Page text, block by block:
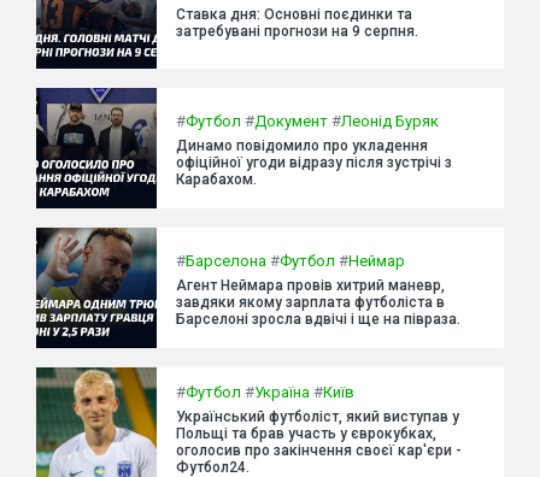
Ставка дня: Основні поєдинки та
затребувані прогнози на 9 серпня.
#Футбол #Документ #Леонід Буряк
Динамо повідомило про укладення
офіційної угоди відразу після зустрічі з
Карабахом.
#Барселона #Футбол #Неймар
Агент Неймара провів хитрий маневр,
завдяки якому зарплата футболіста в
Барселоні зросла вдвічі і ще на півраза.
#Футбол #Україна #Київ
Український футболіст, який виступав у
Польщі та брав участь у єврокубках,
оголосив про закінчення своєї кар'єри -
Футбол24.